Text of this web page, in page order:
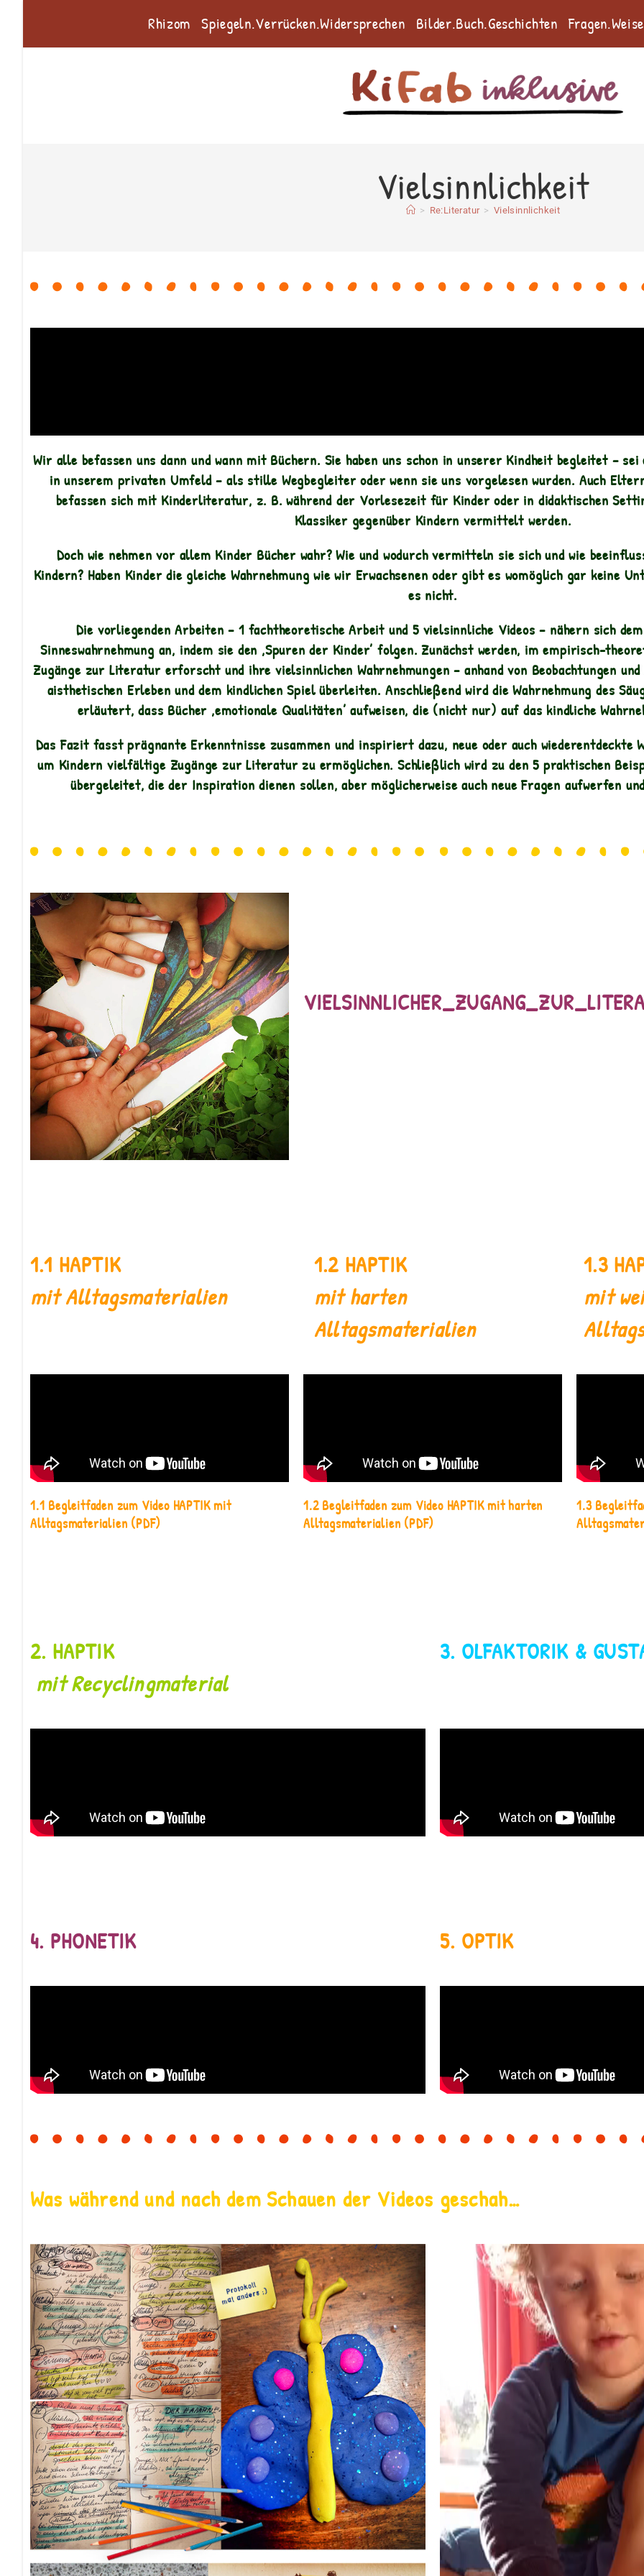
Rhizom Spiegeln.Verrücken.Widersprechen Bilder.Buch.Geschichten
Vielsinnlichkeit
> Re:Literatur > Vielsinnlichkeit
Wir alle befassen uns dann und wann mit Büchern. Sie haben uns schon in unserer Kindheit begleitet –
in unserem privaten Umfeld – als stille Wegbegleiter oder wenn sie uns vorgelesen wurden. Auch
befassen sich mit Kinderliteratur, z. B. während der Vorlesezeit für Kinder oder in didaktischen
Klassiker gegenüber Kindern vermittelt werden.
Doch wie nehmen vor allem Kinder Bücher wahr? Wie und wodurch vermitteln sie sich und wie
Kindern? Haben Kinder die gleiche Wahrnehmung wie wir Erwachsenen oder gibt es womöglich gar keine
es nicht.
Die vorliegenden Arbeiten – 1 fachtheoretische Arbeit und 5 vielsinnliche Videos – nähern sich
Sinneswahrnehmung an, indem sie den ‚Spuren der Kinder’ folgen. Zunächst werden, im empirisch-
Zugänge zur Literatur erforscht und ihre vielsinnlichen Wahrnehmungen – anhand von Beobachtungen
aisthetischen Erleben und dem kindlichen Spiel überleiten. Anschließend wird die Wahrnehmung des
erläutert, dass Bücher ‚emotionale Qualitäten’ aufweisen, die (nicht nur) auf das kindliche
Das Fazit fasst prägnante Erkenntnisse zusammen und inspiriert dazu, neue oder auch wiederentdeckte
um Kindern vielfältige Zugänge zur Literatur zu ermöglichen. Schließlich wird zu den 5 praktischen
übergeleitet, die der Inspiration dienen sollen, aber möglicherweise auch neue Fragen aufwerfen
1.1 HAPTIK
mit Alltagsmaterialien
1.2 HAPTIK
mit harten
Alltagsmaterialien
mit
1.1 Begleitfaden zum Video HAPTIK mit
Alltagsmaterialien (PDF)
1.2 Begleitfaden zum Video HAPTIK mit harten
Alltagsmaterialien (PDF)
1.3
2. HAPTIK
mit Recyclingmaterial
3. OLFAKTORIK &
4. PHONETIK 5. OPTIK
Was während und nach dem Schauen der Videos geschah…